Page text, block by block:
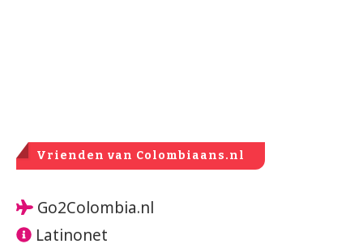
Vrienden van Colombiaans.nl
Go2Colombia.nl
Latinonet